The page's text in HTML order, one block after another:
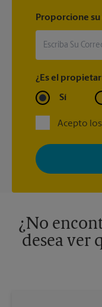
Proporcione
¿Es el
Sí
Acepto
Al registrarse,
Store con noticias,
adaptados a sus
momento. Para
¿No
desea ver